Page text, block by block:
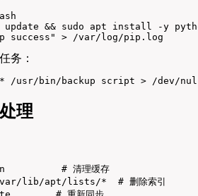
update && sudo apt install -y
success" > /var/log/pip.log
务：
/usr/bin/backup script > /dev/
理
# 清理缓存
lib/apt/lists/*  # 删除索引
# 重新同步